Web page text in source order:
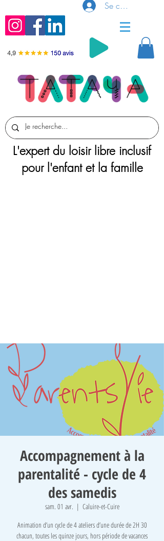
Se connecter
L'expert du loisir libre inclusif
pour l'enfant et la famille
Accompagnement à la
parentalité - cycle de 4
des samedis
sam. 01 avr.
  |
Caluire-et-Cuire
Animation d’un cycle de 4 ateliers d’une durée de 2H 30
chacun, toutes les quinze jours, hors période de vacances